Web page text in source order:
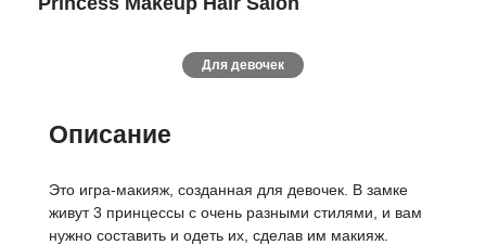
Для девочек
Описание
Это игра-макияж, созданная для девочек. В замке
живут 3 принцессы с очень разными стилями, и вам
нужно составить и одеть их, сделав им макияж.